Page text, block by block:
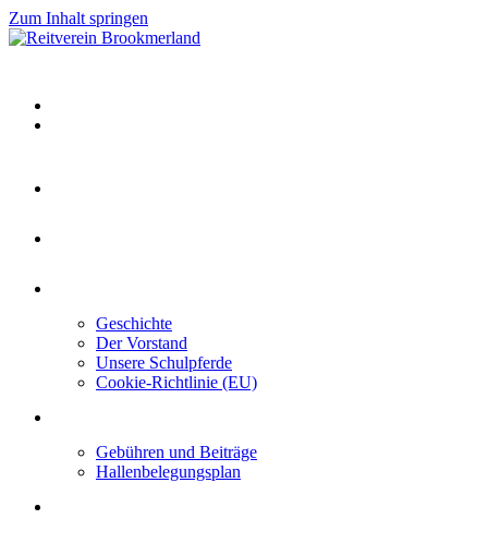
Zum Inhalt springen
Geschichte
Der Vorstand
Unsere Schulpferde
Cookie-Richtlinie (EU)
Gebühren und Beiträge
Hallenbelegungsplan